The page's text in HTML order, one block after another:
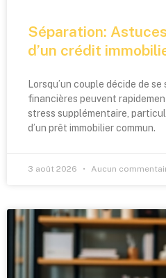
Séparation:
d’un crédit
Lorsqu’un couple décide de
financières peuvent
stress supplémentaire,
d’un prêt immobilier commun.
3 août 2026 Aucun